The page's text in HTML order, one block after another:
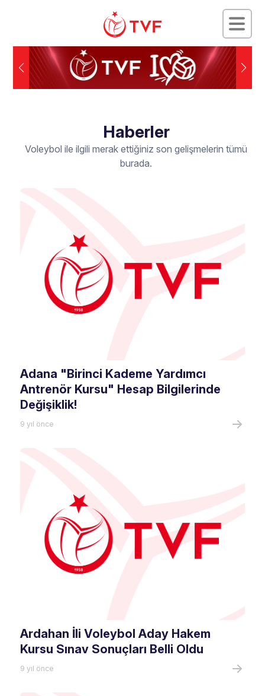
Haberler
Voleybol ile ilgili merak ettiğiniz son gelişmelerin tümü
burada.
Adana "Birinci Kademe Yardımcı
Antrenör Kursu" Hesap Bilgilerinde
Değişiklik!
9 yıl önce
Ardahan İli Voleybol Aday Hakem
Kursu Sınav Sonuçları Belli Oldu
9 yıl önce